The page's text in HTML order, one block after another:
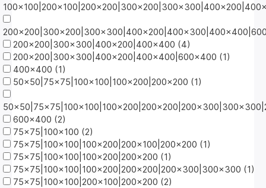
200x200|300x300|400x200|400x400 (4)
200x200|300x300|400x200|400x400|600x400 (1)
400x400 (1)
50x50|75x75|100x100|100x200|200x200 (1)
600x400 (2)
75x75|100x100 (2)
75x75|100x100|100x200|200x100|200x200 (1)
75x75|100x100|100x200|200x200 (1)
75x75|100x100|100x200|200x200|200x300|300x300 (1)
75x75|100x100|200x100|200x200 (2)